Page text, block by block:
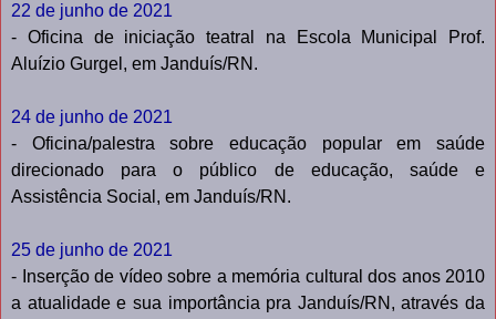
22 de junho de 2021
- Oficina de iniciação teatral na Escola Municipal Prof.
Aluízio Gurgel, em Janduís/RN.
24 de junho de 2021
- Oficina/palestra sobre educação popular em saúde
direcionado para o público de educação, saúde e
Assistência Social, em Janduís/RN.
25 de junho de 2021
- Inserção de vídeo sobre a memória cultural dos anos 2010
a atualidade e sua importância pra Janduís/RN, através da